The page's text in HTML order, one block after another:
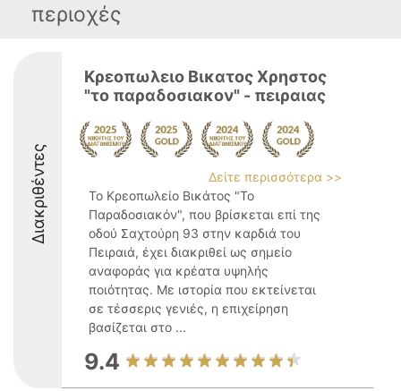
περιοχές
Διακριθέντες
Κρεοπωλειο Βικατος Χρηστος
"το παραδοσιακον" - πειραιας
Δείτε περισσότερα >>
Το Κρεοπωλείο Βικάτος "Το
Παραδοσιακόν", που βρίσκεται επί της
οδού Σαχτούρη 93 στην καρδιά του
Πειραιά, έχει διακριθεί ως σημείο
αναφοράς για κρέατα υψηλής
ποιότητας. Με ιστορία που εκτείνεται
σε τέσσερις γενιές, η επιχείρηση
βασίζεται στο ...
9.4